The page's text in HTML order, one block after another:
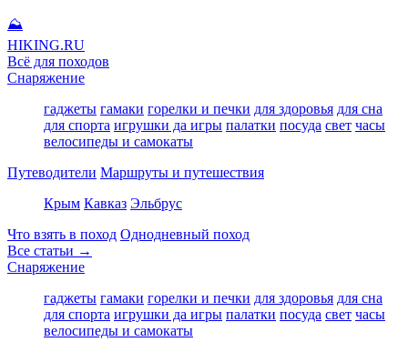
⛰
HIKING.RU
Всё для походов
Снаряжение
гаджеты гамаки горелки и печки для здоровья для сна
для спорта игрушки да игры палатки посуда свет часы
велосипеды и самокаты
Путеводители Маршруты и путешествия
Крым Кавказ Эльбрус
Что взять в поход Однодневный поход
Все статьи →
Снаряжение
гаджеты гамаки горелки и печки для здоровья для сна
для спорта игрушки да игры палатки посуда свет часы
велосипеды и самокаты